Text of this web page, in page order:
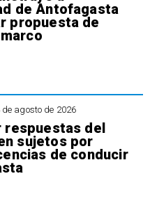
de Antofagasta
propuesta de
de agosto de 2026
respuestas del
sujetos por
de conducir